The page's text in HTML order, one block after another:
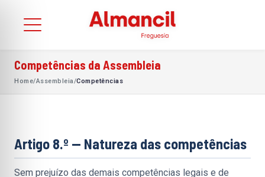
Competências da Assembleia
Home/Assembleia/Competências
Artigo 8.º — Natureza das competências
Sem prejuízo das demais competências legais e de